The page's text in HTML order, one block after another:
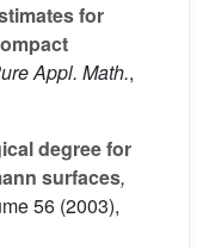
for
Appl. Math.,
degree for
surfaces,
56 (2003),